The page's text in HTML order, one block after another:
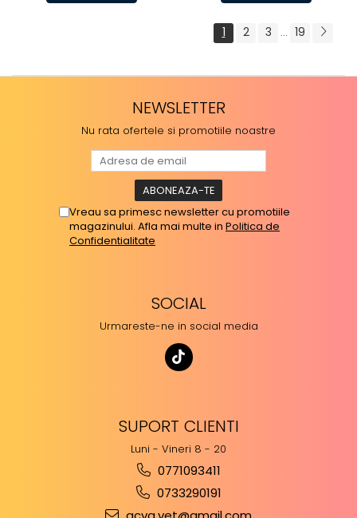
1 2 3 ... 19
NEWSLETTER
Nu rata ofertele si promotiile noastre
Vreau sa primesc newsletter cu promotiile
magazinului. Afla mai multe in Politica de
Confidentialitate
SOCIAL
Urmareste-ne in social media
SUPORT CLIENTI
Luni - Vineri 8 - 20
0771093411
0733290191